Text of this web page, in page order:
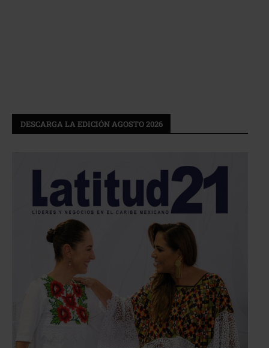
DESCARGA LA EDICIÓN AGOSTO 2026